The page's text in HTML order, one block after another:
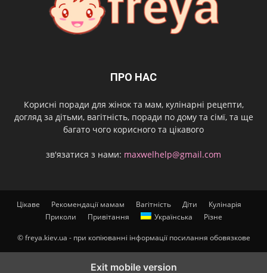
ПРО НАС
Корисні поради для жінок та мам, кулінарні рецепти,
догляд за дітьми, вагітність, поради по дому та сімї, та ще
багато чого корисного та цікавого
зв'язатися з нами: maxwelhelp@gmail.com
Цікаве Рекомендації мамам Вагітність Діти
Кулінарія
Приколи
Привітання Українська Різне
© freya.kiev.ua - при копіюванні інформації посилання обовязкове
Exit mobile version